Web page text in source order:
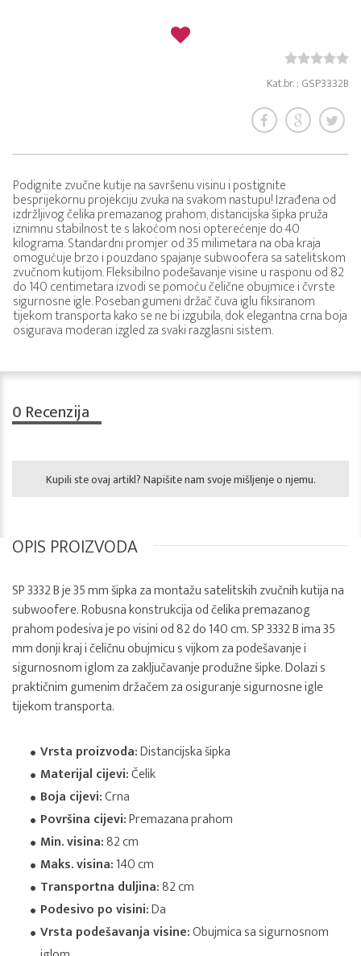
Kat.br. : GSP3332B
Podignite zvučne kutije na savršenu visinu i postignite
besprijekornu projekciju zvuka na svakom nastupu! Izrađena od
izdržljivog čelika premazanog prahom, distancijska šipka pruža
iznimnu stabilnost te s lakoćom nosi opterećenje do 40
kilograma. Standardni promjer od 35 milimetara na oba kraja
omogućuje brzo i pouzdano spajanje subwoofera sa satelitskom
zvučnom kutijom. Fleksibilno podešavanje visine u rasponu od 82
do 140 centimetara izvodi se pomoću čelične obujmice i čvrste
sigurnosne igle. Poseban gumeni držač čuva iglu fiksiranom
tijekom transporta kako se ne bi izgubila, dok elegantna crna boja
osigurava moderan izgled za svaki razglasni sistem.
0 Recenzija
Kupili ste ovaj artikl? Napišite nam svoje mišljenje o njemu.
OPIS PROIZVODA
SP 3332 B je 35 mm šipka za montažu satelitskih zvučnih kutija na
subwoofere. Robusna konstrukcija od čelika premazanog
prahom podesiva je po visini od 82 do 140 cm. SP 3332 B ima 35
mm donji kraj i čeličnu obujmicu s vijkom za podešavanje i
sigurnosnom iglom za zaključavanje produžne šipke. Dolazi s
praktičnim gumenim držačem za osiguranje sigurnosne igle
tijekom transporta.
Vrsta proizvoda:Distancijska šipka
Materijal cijevi:Čelik
Boja cijevi:Crna
Površina cijevi:Premazana prahom
Min. visina:82 cm
Maks. visina:140 cm
Transportna duljina:82 cm
Podesivo po visini:Da
Vrsta podešavanja visine:Obujmica sa sigurnosnom